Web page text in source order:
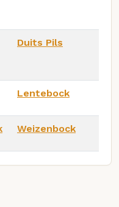
Duits Pils
Lentebock
Weizenbock